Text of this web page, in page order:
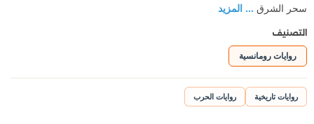
سحر الشرق ... المزيد
التصنيف
روايات رومانسية
روايات تاريخية روايات الحرب